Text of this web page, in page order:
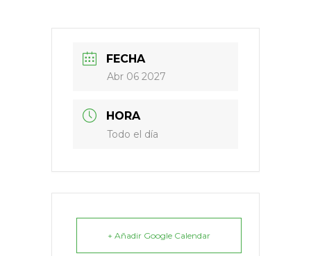
FECHA
Abr 06 2027
HORA
Todo el día
+ Añadir Google Calendar